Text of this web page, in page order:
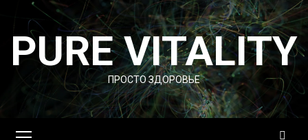
Перейти
содержимому
PURE VITALITY
ПРОСТО ЗДОРОВЬЕ